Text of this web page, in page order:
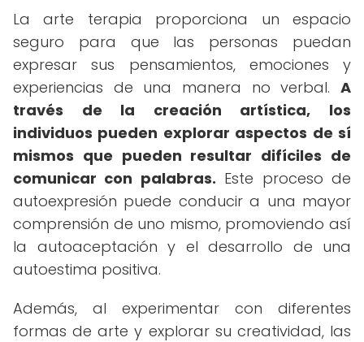
La arte terapia proporciona un espacio
seguro para que las personas puedan
expresar sus pensamientos, emociones y
experiencias de una manera no verbal. A
través de la creación artística, los
individuos pueden explorar aspectos de sí
mismos que pueden resultar difíciles de
comunicar con palabras. Este proceso de
autoexpresión puede conducir a una mayor
comprensión de uno mismo, promoviendo así
la autoaceptación y el desarrollo de una
autoestima positiva.
Además, al experimentar con diferentes
formas de arte y explorar su creatividad, las